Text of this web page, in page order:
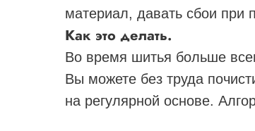
материал, давать сбои при
Как это делать.
Во время шитья больше
Вы можете без труда
на регулярной основе.